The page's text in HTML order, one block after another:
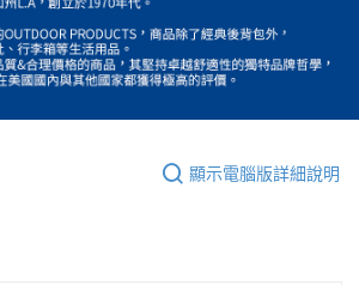
顯示電腦版詳細說明